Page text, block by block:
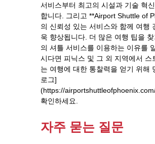
서비스부터 최고의 시설과 기술 혁
합니다. 그리고 **Airport Shuttle of
의 신뢰성 있는 서비스와 함께 여행
욱 향상됩니다. 더 많은 여행 팁을
의 셔틀 서비스를 이용하는 이유를
시다면 피닉스 및 그 외 지역에서 스
는 여행에 대한 통찰력을 얻기 위해
로그]
(https://
확인하세요.
자주 묻는 질문